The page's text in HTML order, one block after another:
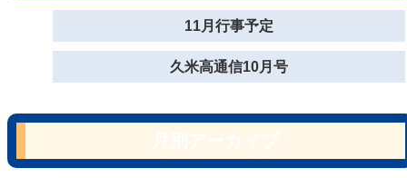
11月行事予定
久米高通信10月号